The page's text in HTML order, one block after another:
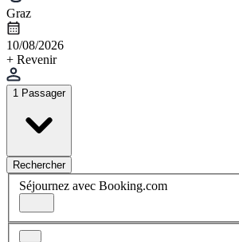
Graz
10/08/2026
+ Revenir
1 Passager
Rechercher
Séjournez avec Booking.com